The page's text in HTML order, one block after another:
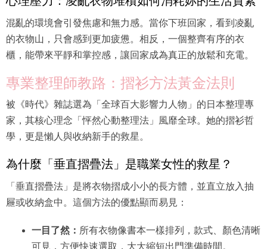
混亂的環境會引發焦慮和無力感。當你下班回家，看到凌亂
的衣物山，只會感到更加疲憊。相反，一個整齊有序的衣
櫃，能帶來平靜和掌控感，讓回家成為真正的放鬆和充電。
專業整理師教路：摺衫方法黃金法則
被《時代》雜誌選為「全球百大影響力人物」的日本整理專
家，其核心理念「怦然心動整理法」風靡全球。她的摺衫哲
學，更是懶人與收納新手的救星。
為什麼「垂直摺疊法」是職業女性的救星？
「垂直摺疊法」是將衣物摺成小小的長方體，並直立放入抽
屜或收納盒中。這個方法的優點顯而易見：
一目了然： 所有衣物像書本一樣排列，款式、顏色清晰
可見，方便快速選取，大大縮短出門準備時間。